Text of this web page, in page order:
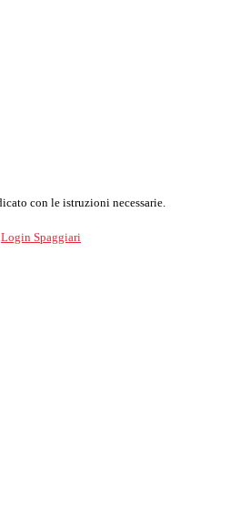
con le istruzioni necessarie.
Login Spaggiari